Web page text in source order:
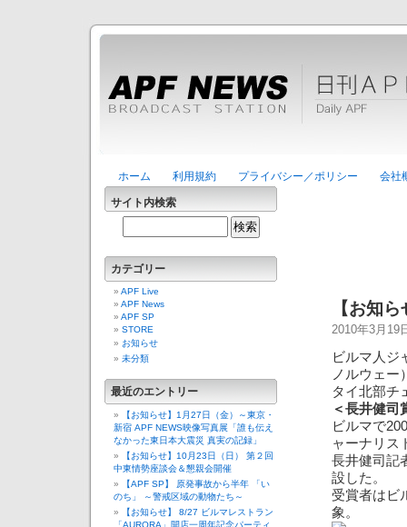
ホーム 利用規約 プライバシー／ポリシー 会社
【お知
2010年3月19
ビルマ人ジ
ノルウェー
タイ北部チ
＜長井健司
ビルマで
ャーナリス
長井健司記
設した。
受賞者はビ
象。
サイト内検索
カテゴリー
APF Live
APF News
APF SP
STORE
お知らせ
未分類
最近のエントリー
【お知らせ】1月27日（金）～東京・
新宿 APF NEWS映像写真展「誰も伝え
なかった東日本大震災 真実の記録」
【お知らせ】10月23日（日） 第２回
中東情勢座談会＆懇親会開催
【APF SP】 原発事故から半年 「い
のち」 ～警戒区域の動物たち～
【お知らせ】 8/27 ビルマレストラン
「AURORA」開店一周年記念パーティ